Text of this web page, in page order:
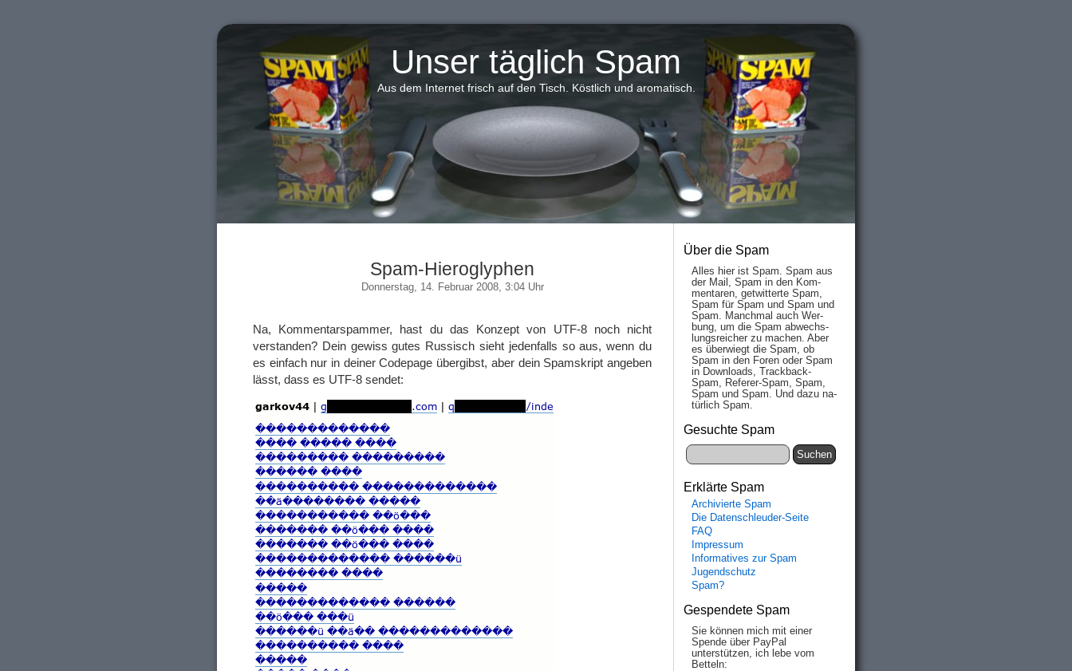
Unser täglich Spam
Aus dem Internet frisch auf den Tisch. Köstlich und aromatisch.
Spam-Hieroglyphen
Donnerstag, 14. Februar 2008, 3:04 Uhr
Na, Kommentarspammer, hast du das Konzept von UTF-8 noch nicht
verstanden? Dein gewiss gutes Russisch sieht jedenfalls so aus, wenn du
es einfach nur in deiner Codepage übergibst, aber dein Spamskript angeben
lässt, dass es UTF-8 sendet:
Über die Spam
Alles hier ist Spam. Spam aus
der Mail, Spam in den Kom­
men­taren, ge­twit­ter­te Spam,
Spam für Spam und Spam und
Spam. Manch­mal auch Wer­
bung, um die Spam ab­wechs­
lungs­reich­er zu mach­en. Aber
es über­wiegt die Spam, ob
Spam in den Fo­ren oder Spam
in Down­loads, Track­back-
Spam, Re­fe­rer-Spam, Spam,
Spam und Spam. Und da­zu na­
tür­lich Spam.
Gesuchte Spam
Erklärte Spam
Archivierte Spam
Die Datenschleuder-Seite
FAQ
Impressum
Informatives zur Spam
Jugendschutz
Spam?
Gespendete Spam
Sie können mich mit einer
Spende über PayPal
unterstützen, ich lebe vom
Betteln: